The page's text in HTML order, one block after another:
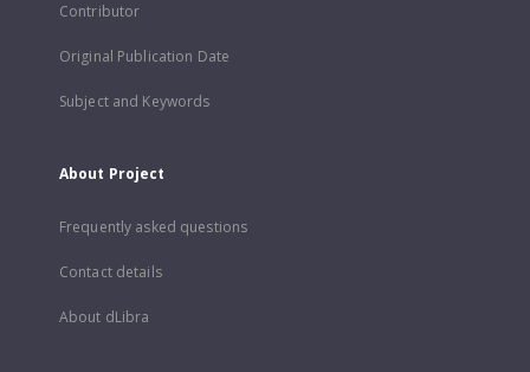
Contributor
Original Publication Date
Subject and Keywords
About Project
Frequently asked questions
Contact details
About dLibra